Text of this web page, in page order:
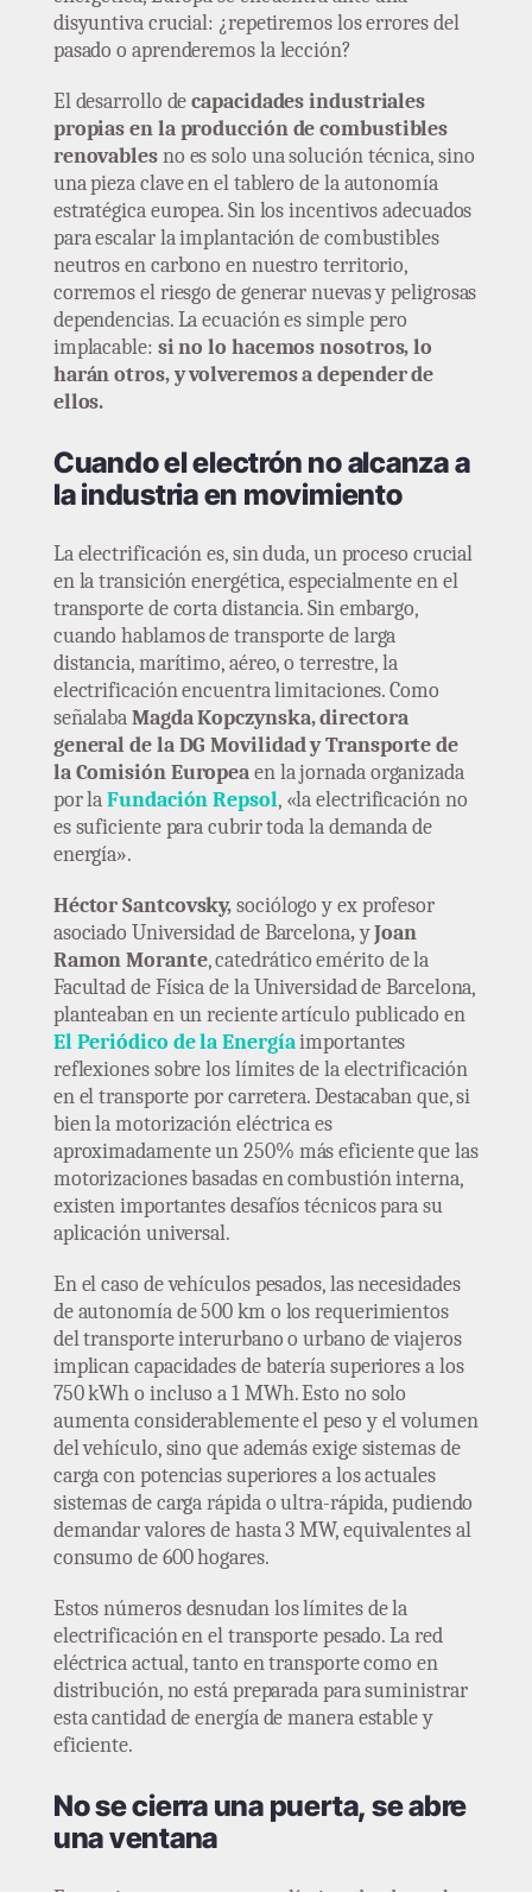
disyuntiva crucial: ¿repetiremos los errores del
pasado o aprenderemos la lección?
El desarrollo decapacidades industriales
propias en la producción de combustibles
renovablesno es solo una solución técnica, sino
una pieza clave en el tablero de la autonomía
estratégica europea. Sin los incentivos adecuados
para escalar la implantación de combustibles
neutros en carbono en nuestro territorio,
corremos el riesgo de generar nuevas y peligrosas
dependencias. La ecuación es simple pero
implacable: si no lo hacemos nosotros, lo
harán otros, y volveremos a depender de
ellos.
Cuando el electrón no alcanza a
la industria en movimiento
La electrificación es, sin duda, un proceso crucial
en la transición energética, especialmente en el
transporte de corta distancia. Sin embargo,
cuando hablamos de transporte de larga
distancia, marítimo, aéreo, o terrestre, la
electrificación encuentra limitaciones. Como
señalabaMagda Kopczynska, directora
general de la DG Movilidad y Transporte de
la Comisión Europeaen la jornada organizada
por laFundación Repsol, «la electrificación no
es suficiente para cubrir toda la demanda de
energía».
Héctor Santcovsky,sociólogo y ex profesor
asociado Universidad de Barcelona,yJoan
Ramon Morante, catedrático emérito de la
Facultad de Física de la Universidad de Barcelona,
planteaban en un reciente artículo publicado en
El Periódico de la Energíaimportantes
reflexiones sobre los límites de la electrificación
en el transporte por carretera. Destacaban que, si
bien la motorización eléctrica es
aproximadamente un 250% más eficiente que las
motorizaciones basadas en combustión interna,
existen importantes desafíos técnicos para su
aplicación universal.
En el caso de vehículos pesados, las necesidades
de autonomía de 500 km o los requerimientos
del transporte interurbano o urbano de viajeros
implican capacidades de batería superiores a los
750 kWh o incluso a 1 MWh. Esto no solo
aumenta considerablemente el peso y el volumen
del vehículo, sino que además exige sistemas de
carga con potencias superiores a los actuales
sistemas de carga rápida o ultra-rápida, pudiendo
demandar valores de hasta 3 MW, equivalentes al
consumo de 600 hogares.
Estos números desnudan los límites de la
electrificación en el transporte pesado. La red
eléctrica actual, tanto en transporte como en
distribución, no está preparada para suministrar
esta cantidad de energía de manera estable y
eficiente.
No se cierra una puerta, se abre
una ventana